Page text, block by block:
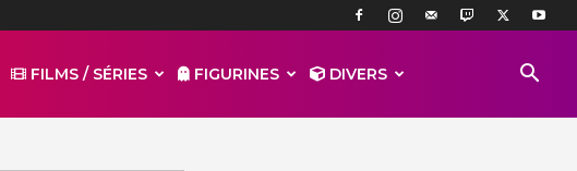
FILMS / SÉRIES FIGURINES DIVERS